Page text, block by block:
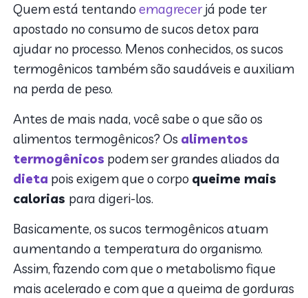
Quem está tentandoemagrecerjá pode ter
apostado no consumo de sucos detox para
ajudar no processo. Menos conhecidos, os sucos
termogênicos também são saudáveis e auxiliam
na perda de peso.
Antes de mais nada, você sabe o que são os
alimentos termogênicos? Os alimentos
termogênicos podem ser grandes aliados da
dieta pois exigem que o corpo queime mais
calorias para digeri-los.
Basicamente, os sucos termogênicos atuam
aumentando a temperatura do organismo.
Assim, fazendo com que o metabolismo fique
mais acelerado e com que a queima de gorduras